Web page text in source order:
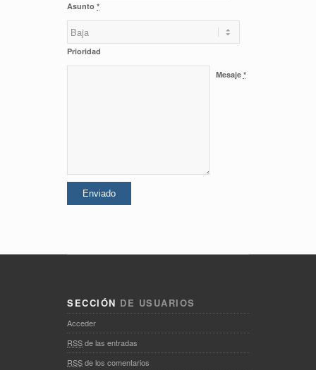
Asunto *
Prioridad
Mesaje *
SECCIÓN DE USUARIOS
Acceder
RSSde las entradas
RSSde los comentarios